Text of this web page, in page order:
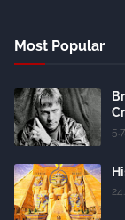
Most Popular